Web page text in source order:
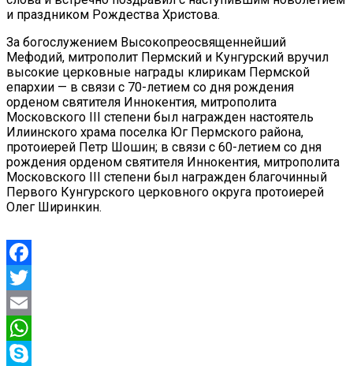
и праздником Рождества Христова.
За богослужением Высокопреосвященнейший
Мефодий, митрополит Пермский и Кунгурский вручил
высокие церковные награды клирикам Пермской
епархии — в связи с 70-летием со дня рождения
орденом святителя Иннокентия, митрополита
Московского III степени был награжден настоятель
Илиинского храма поселка Юг Пермского района,
протоиерей Петр Шошин; в связи с 60-летием со дня
рождения орденом святителя Иннокентия, митрополита
Московского III степени был награжден благочинный
Первого Кунгурского церковного округа протоиерей
Олег Ширинкин.
Facebook
Twitter
Email
WhatsApp